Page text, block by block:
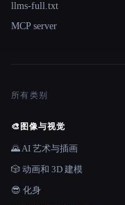
llms-full.txt
MCP server
所有类别
🎨 图像与视觉
🌄 AI 艺术与插画
🎲 动画和 3D 建模
😎 化身